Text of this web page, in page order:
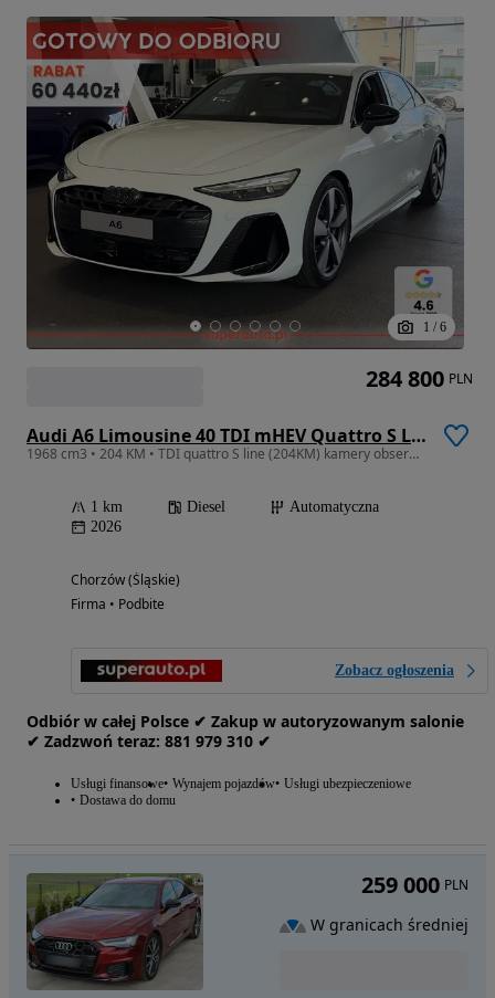
1 / 6
Audi A6 Limousine 40 TDI mHEV Quattro S Line S tronic
1968 cm3 • 204 KM • TDI quattro S line (204KM) kamery obserwujące otoczenie
1 km Diesel
Automatyczna
2026
Chorzów (Śląskie)
Firma • Podbite
Zobacz ogłoszenia
Odbiór w całej Polsce ✔ Zakup w autoryzowanym salonie
✔ Zadzwoń‎ t‎eraz: ‎881‎ 979‎ 310 ✔
Usługi finansowe Wynajem pojazdów Usługi ubezpieczeniowe
Dostawa do domu
284 800 PLN
259 000 PLN
W granicach średniej